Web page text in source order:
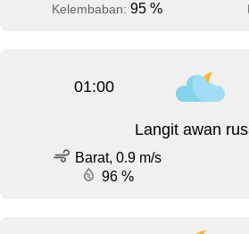
Kelembaban: 95 %
01:00
Langit awan
Barat, 0.9 m/s
96 %